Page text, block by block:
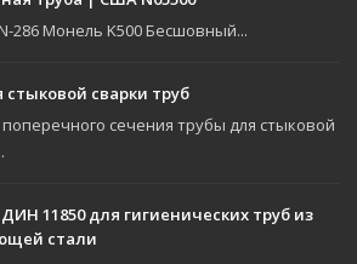
N-286 Монель K500 Бесшовный...
стыковой сварки труб
сечения трубы для стыковой
ДИН 11850 для гигиенических труб из
стали